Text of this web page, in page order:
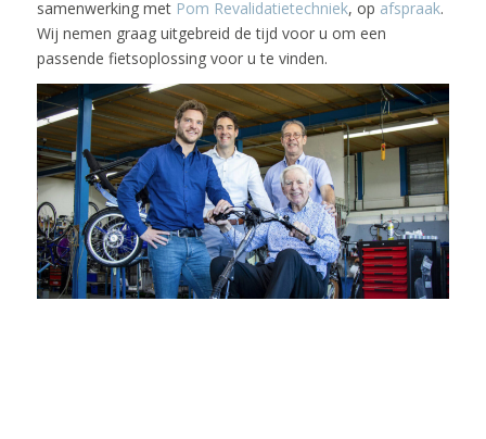
samenwerking met Pom Revalidatietechniek, op afspraak.
Wij nemen graag uitgebreid de tijd voor u om een
passende fietsoplossing voor u te vinden.